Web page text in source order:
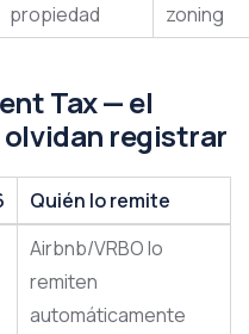
propiedad
zoning
Tax — el
registrar
Quién lo remite
Airbnb/VRBO lo
remiten
automáticamente